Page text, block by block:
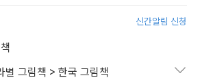
신간알림 신청
별 그림책 > 한국 그림책